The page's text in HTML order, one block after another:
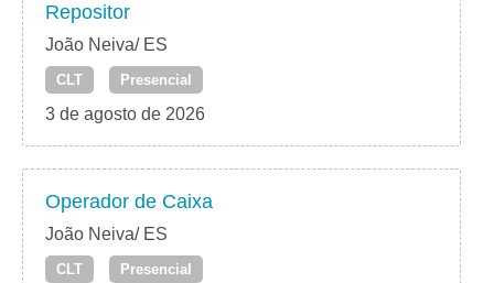
Repositor
João Neiva/ ES
CLT Presencial
3 de agosto de 2026
Operador de Caixa
João Neiva/ ES
CLT Presencial